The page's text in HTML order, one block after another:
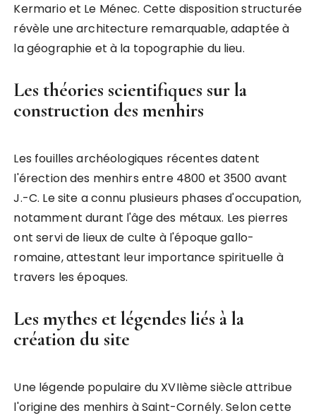
Kermario et Le Ménec. Cette disposition structurée
révèle une architecture remarquable, adaptée à
la géographie et à la topographie du lieu.
Les théories scientifiques sur la
construction des menhirs
Les fouilles archéologiques récentes datent
l'érection des menhirs entre 4800 et 3500 avant
J.-C. Le site a connu plusieurs phases d'occupation,
notamment durant l'âge des métaux. Les pierres
ont servi de lieux de culte à l'époque gallo-
romaine, attestant leur importance spirituelle à
travers les époques.
Les mythes et légendes liés à la
création du site
Une légende populaire du XVIIème siècle attribue
l'origine des menhirs à Saint-Cornély. Selon cette